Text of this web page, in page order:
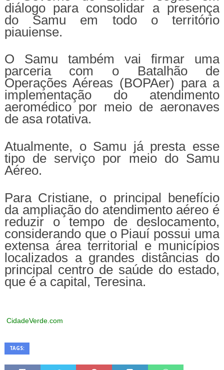
diálogo para consolidar a presença
do Samu em todo o território
piauiense.
O Samu também vai firmar uma
parceria com o Batalhão de
Operações Aéreas (BOPAer) para a
implementação do atendimento
aeromédico por meio de aeronaves
de asa rotativa.
Atualmente, o Samu já presta esse
tipo de serviço por meio do Samu
Aéreo.
Para Cristiane, o principal benefício
da ampliação do atendimento aéreo é
reduzir o tempo de deslocamento,
considerando que o Piauí possui uma
extensa área territorial e municípios
localizados a grandes distâncias do
principal centro de saúde do estado,
que é a capital, Teresina.
CidadeVerde.com
TAGS: